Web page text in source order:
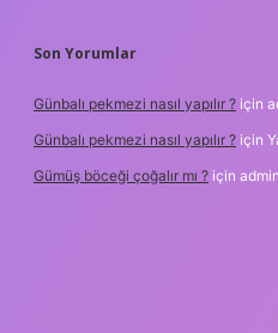
Son Yorumlar
Günbalı pekmezi nasıl yapılır ? için
Günbalı pekmezi nasıl yapılır ? için
Gümüş böceği çoğalır mı ? için admin